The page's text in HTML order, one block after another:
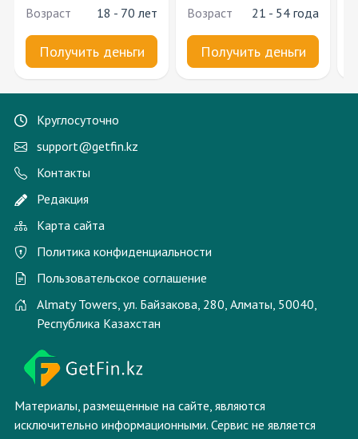
Возраст
18 - 70 лет
Получить деньги
Возраст
21 - 54 года
Получить деньги
Круглосуточно
support@getfin.kz
Контакты
Редакция
Карта сайта
Политика конфиденциальности
Пользовательское соглашение
Almaty Towers, ул. Байзакова, 280, Алматы, 50040,
Республика Казахстан
Материалы, размещенные на сайте, являются
исключительно информационными. Сервис не является